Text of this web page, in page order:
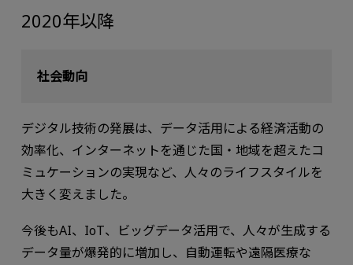
2020年以降
社会動向
デジタル技術の発展は、データ活用による経済活動の
効率化、インターネットを通じた国・地域を超えたコ
ミュケーションの実現など、人々のライフスタイルを
大きく変えました。
今後もAI、IoT、ビッグデータ活⽤で、⼈々が⽣成する
データ量が爆発的に増加し、自動運転や遠隔医療な